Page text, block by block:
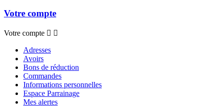
Votre compte
Votre compte  
Adresses
Avoirs
Bons de réduction
Commandes
Informations personnelles
Espace Parrainage
Mes alertes